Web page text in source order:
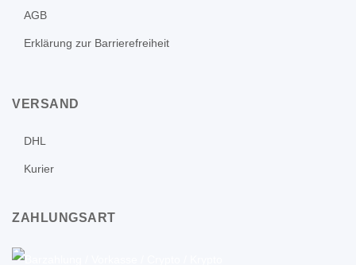
AGB
Erklärung zur Barrierefreiheit
VERSAND
DHL
Kurier
ZAHLUNGSART